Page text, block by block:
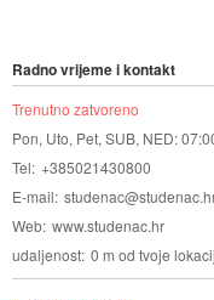
Radno vrijeme i kontakt
Trenutno zatvoreno
Pon, Uto, Pet, SUB, NED:
Tel +385021430800
E-mail
Web www.studenac.hr
udaljenost 0 m od tvoje